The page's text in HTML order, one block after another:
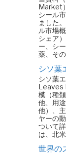
Market
シール
ました
ル市場
シェア
ー、シ
薬、そ
シソ葉
シソ葉
Leaves
模（種
他、用
他）、
ヤーの
ついて
は、北
世界の